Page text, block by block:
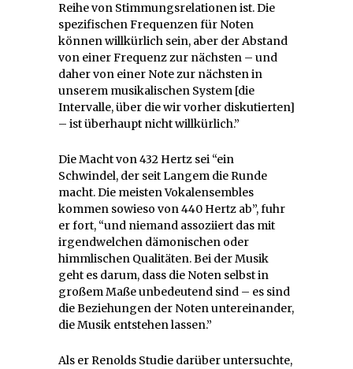
Reihe von Stimmungsrelationen ist. Die
spezifischen Frequenzen für Noten
können willkürlich sein, aber der Abstand
von einer Frequenz zur nächsten – und
daher von einer Note zur nächsten in
unserem musikalischen System [die
Intervalle, über die wir vorher diskutierten]
– ist überhaupt nicht willkürlich.”
Die Macht von 432 Hertz sei “ein
Schwindel, der seit Langem die Runde
macht. Die meisten Vokalensembles
kommen sowieso von 440 Hertz ab”, fuhr
er fort, “und niemand assoziiert das mit
irgendwelchen dämonischen oder
himmlischen Qualitäten. Bei der Musik
geht es darum, dass die Noten selbst in
großem Maße unbedeutend sind – es sind
die Beziehungen der Noten untereinander,
die Musik entstehen lassen.”
Als er Renolds Studie darüber untersuchte,